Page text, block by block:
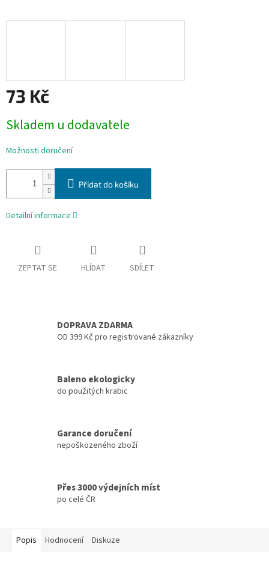
73 Kč
cena:
Skladem u dodavatele
Možnosti doručení
Přidat do košíku
Detailní informace
ZEPTAT SE HLÍDAT SDÍLET
DOPRAVA ZDARMA
OD 399 Kč pro registrované zákazníky
Baleno ekologicky
do použitých krabic
Garance doručení
nepoškozeného zboží
Přes 3000 výdejních míst
po celé ČR
Popis Hodnocení Diskuze